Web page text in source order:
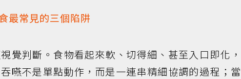
最常見的三個陷阱
覺判斷。食物看起來軟、切得細、甚至入口即化，
嚥不是單點動作，而是一連串精細協調的過程；當